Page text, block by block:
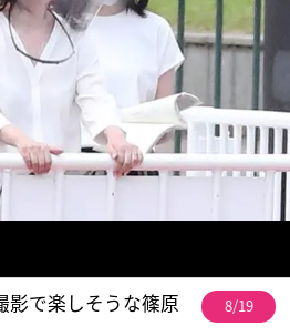
影で楽しそうな篠原 8/19